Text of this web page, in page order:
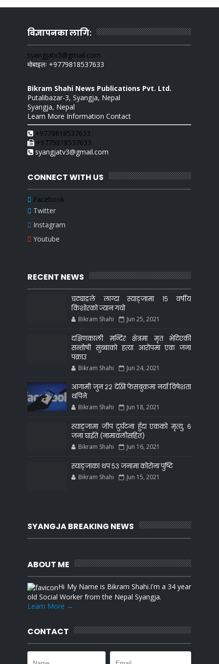
विज्ञापनका लागि:
syangjatv3@gmail.com
मोबाइलः +9779818537633
Bikram Shahi News Publications Pvt. Ltd.
Putalibazar-3, Syangja, Nepal
Syangja, Nepal
Learn More Information Contact
+9779818537633
+9779818537633
syangjatv3@gmail.com
CONNECT WITH US
Facebook
Twitter
Instagram
Youtube
RECENT NEWS
चट्याङले लाग्दा स्याङ्जामा १५ वर्षीय
किशोरको ज्यान गयो
Bikram Shahi Jun 25, 2021
दक्षिणकाली मन्दिर क्षेत्रमा मृत भेटिएकी
सन्ताेषी सुब्बाकाे हत्या आराेपमा एक जना
पक्राउ
Bikram Shahi Jun 24, 2021
आगामी जुन २२ देखि फेसबुकमा नयाँ विषेशता
थपिने
Bikram Shahi Jun 18, 2021
स्याङ्जामा जीप दुर्घटना हुँदा एकको मृत्यु, ६
जना घाईते (नामावलीसहित)
Bikram Shahi Jun 16, 2021
स्याङ्जाका थप ५३ जनामा कोरोना पुष्टि
Bikram Shahi Jun 15, 2021
SYANGJA BREAKING NEWS
ABOUT ME
Hi My Name is Bikram Shahi.I'm a 34 year
old Social Worker from the Nepal Syangja.
Learn More →
CONTACT